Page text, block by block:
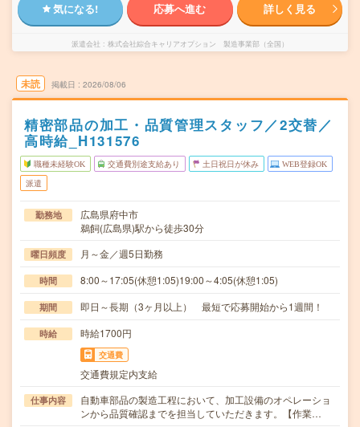
気になる! 応募へ進む 詳しく見る
派遣会社 株式会社綜合キャリアオプション 製造事業部（全国）
未読 掲載日 2026/08/06
精密部品の加工・品質管理スタッフ／2交替／
高時給_H131576
職種未経験OK 交通費別途支給あり 土日祝日が休み WEB登録OK
派遣
勤務地
広島県府中市
鵜飼(広島県)駅から徒歩30分
曜日頻度 月～金／週5日勤務
時間 8:00～17:05(休憩1:05)19:00～4:05(休憩1:05)
期間 即日～長期（3ヶ月以上） 最短で応募開始から1週間！
時給 時給1700円
交通費
交通費規定内支給
仕事内容
自動車部品の製造工程において、加工設備のオペレーショ
ンから品質確認までを担当していただきます。【作業…